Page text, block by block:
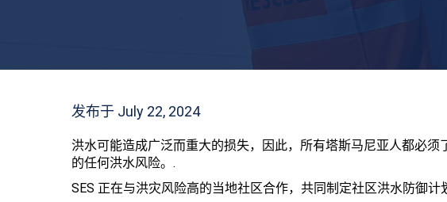
发布于 July 22, 2024
洪水可能造成广泛而重大的损失，因此，所有塔斯马尼亚人都必
的任何洪水风险。.
SES 正在与洪灾风险高的当地社区合作，共同制定社区洪水防御计